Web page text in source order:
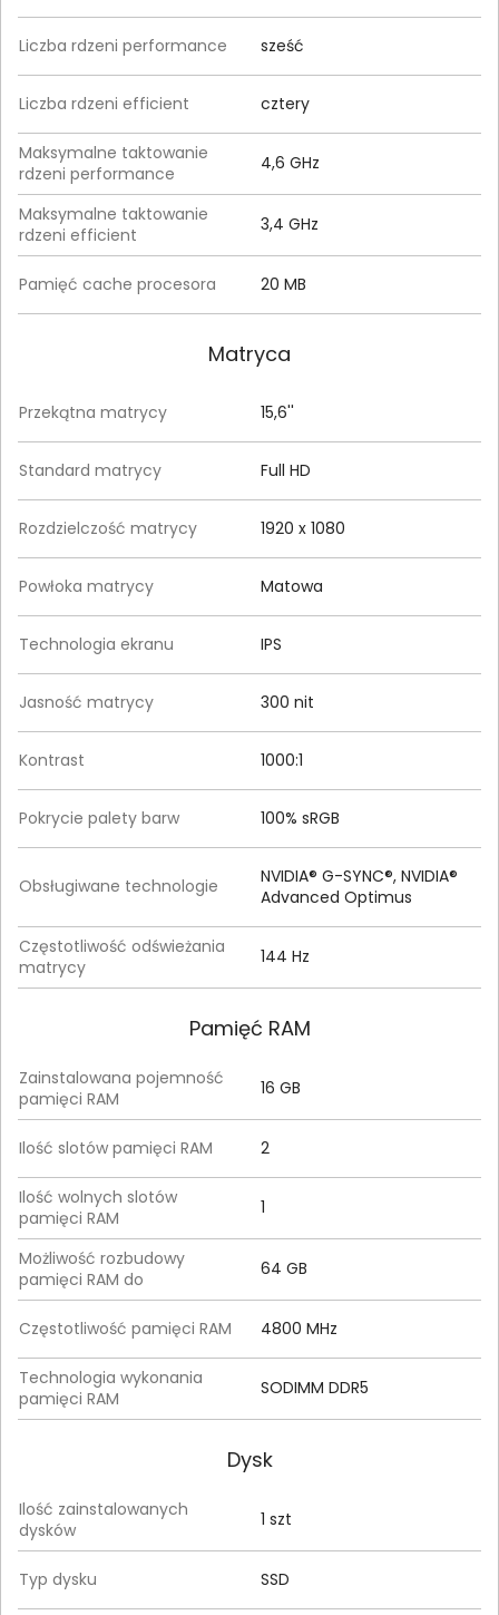
Liczba rdzeni performance sześć
Liczba rdzeni efficient cztery
Maksymalne taktowanie
rdzeni performance
4,6 GHz
Maksymalne taktowanie
rdzeni efficient
3,4 GHz
Pamięć cache procesora 20 MB
Matryca
Przekątna matrycy 15,6''
Standard matrycy Full HD
Rozdzielczość matrycy 1920 x 1080
Powłoka matrycy Matowa
Technologia ekranu IPS
Jasność matrycy 300 nit
Kontrast 1000:1
Pokrycie palety barw 100% sRGB
Obsługiwane technologie
NVIDIA® G-SYNC®, NVIDIA®
Advanced Optimus
Częstotliwość odświeżania
matrycy
144 Hz
Pamięć RAM
Zainstalowana pojemność
pamięci RAM
16 GB
Ilość slotów pamięci RAM 2
Ilość wolnych slotów
pamięci RAM
1
Możliwość rozbudowy
pamięci RAM do
64 GB
Częstotliwość pamięci RAM 4800 MHz
Technologia wykonania
pamięci RAM
SODIMM DDR5
Dysk
Ilość zainstalowanych
dysków
1 szt
Typ dysku SSD